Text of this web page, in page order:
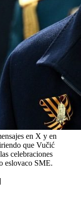
en X y en
que Vučić
celebraciones
eslovaco SME.